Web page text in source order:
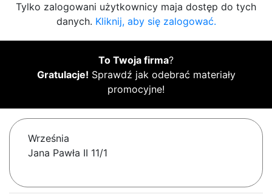
Tylko zalogowani użytkownicy maja dostęp do tych
danych. Kliknij, aby się zalogować.
To Twoja firma?
Gratulacje! Sprawdź jak odebrać materiały
promocyjne!
Września
Jana Pawła II 11/1